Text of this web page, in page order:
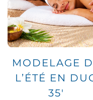
MODELAGE
L’ÉTÉ EN
35′